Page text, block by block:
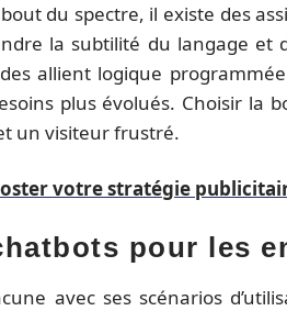
du spectre, il existe des
la subtilité du langage et
allient logique
plus évolués. Choisir la
un visiteur frustré.
votre stratégie
pour les
avec ses scénarios